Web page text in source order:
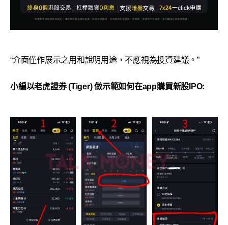
“介面僅作展示之用和說明用途，不應視為投資建議。”
小編以老虎證券 (Tiger) 做示範如何在app購買新股IPO: